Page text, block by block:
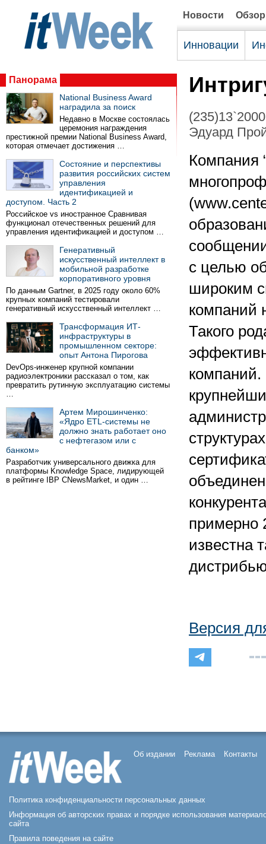
Новости
Инновации
Панорама
National Business Award
наградила за поиск
Недавно в Москве состоялась
церемония награждения
престижной премии National Business Award,
которая отмечает достижения …
Состояние и перспективы
развития российских систем
управления
идентификацией и
доступом. Часть 2
Российское vs иностранное Сравнивая
функционал отечественных решений для
управления идентификацией и доступом …
Генеративный
искусственный интеллект в
мобильной разработке
корпоративного уровня
По данным Gartner, в 2025 году около 60%
крупных компаний тестировали
генеративный искусственный интеллект …
Трансформация ИТ-
инфраструктуры в
промышленном секторе:
опыт Антона Пирогова
DevOps-инженер крупной компании
радиоэлектроники рассказал о том, как
превратить рутинную эксплуатацию системы
…
Артем Мирошинченко:
«Ядро ETL-системы не
должно знать работает оно
с нефтегазом или с
банком»
Разработчик универсального движка для
платформы Knowledge Space, лидирующей
в рейтинге IBP CNewsMarket, и один …
(235)13`2000
Эдуард
Компания
с целью
широким
компаний
Такого
компаний.
примерно
известна
Версия
Об издании Реклама Контакты
Политика конфиденциальности персональных данных
Информация об авторских правах и порядке использования
сайта
Правила поведения на сайте